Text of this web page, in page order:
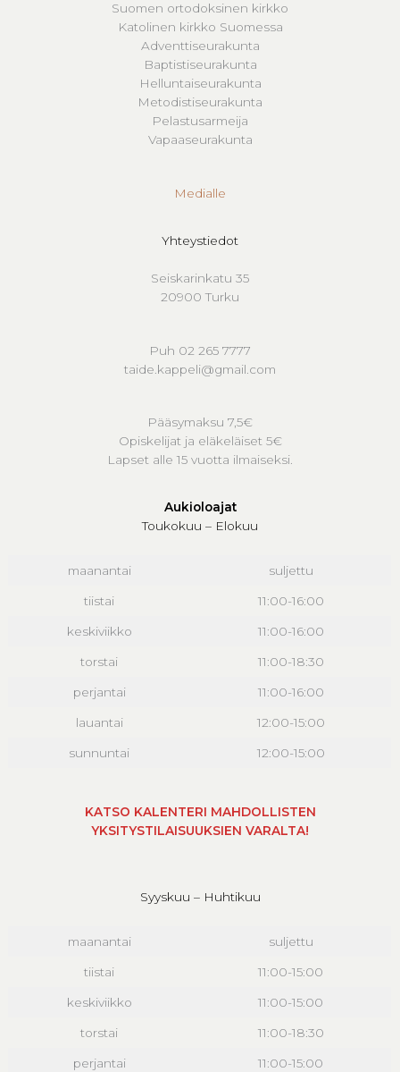
Suomen ortodoksinen kirkko
Katolinen kirkko Suomessa
Adventtiseurakunta
Baptistiseurakunta
Helluntaiseurakunta
Metodistiseurakunta
Pelastusarmeija
Vapaaseurakunta
Medialle
Yhteystiedot
Seiskarinkatu 35
20900 Turku
Puh 02 265 7777
taide.kappeli@gmail.com
Pääsymaksu 7,5€
Opiskelijat ja eläkeläiset 5€
Lapset alle 15 vuotta ilmaiseksi.
Aukioloajat
Toukokuu – Elokuu
maanantai suljettu
tiistai 11:00-16:00
keskiviikko 11:00-16:00
torstai 11:00-18:30
perjantai 11:00-16:00
lauantai 12:00-15:00
sunnuntai 12:00-15:00
KATSO KALENTERI MAHDOLLISTEN
YKSITYSTILAISUUKSIEN VARALTA!
Syyskuu – Huhtikuu
maanantai suljettu
tiistai 11:00-15:00
keskiviikko 11:00-15:00
torstai 11:00-18:30
perjantai 11:00-15:00